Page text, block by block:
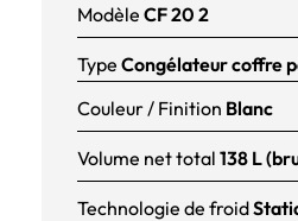
Modèle CF 20 2
Type Congélateur coffre
Couleur / Finition Blanc
Volume net total 138 L
Technologie de froid